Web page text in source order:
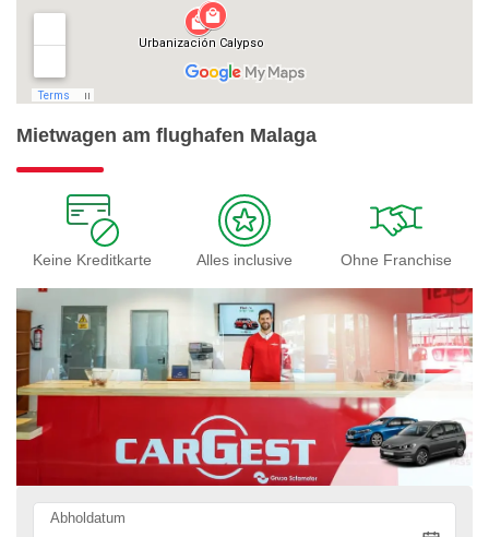
Mietwagen am flughafen Malaga
Keine Kreditkarte Alles inclusive Ohne Franchise
Abholdatum